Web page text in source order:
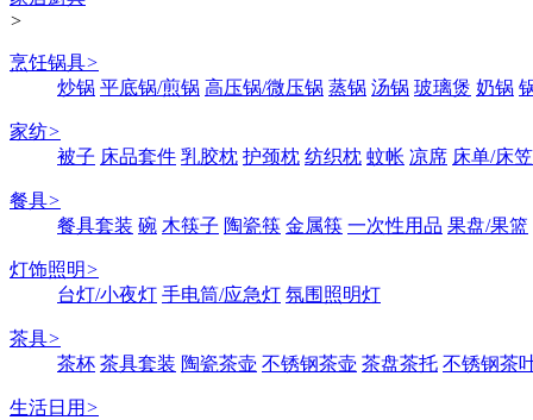
>
烹饪锅具>
炒锅 平底锅/煎锅 高压锅/微压锅 蒸锅 汤锅 玻璃煲 奶锅
家纺>
被子 床品套件 乳胶枕 护颈枕 纺织枕 蚊帐 凉席 床单/床笠
餐具>
餐具套装 碗 木筷子 陶瓷筷 金属筷 一次性用品 果盘/果篮
灯饰照明>
台灯/小夜灯 手电筒/应急灯 氛围照明灯
茶具>
茶杯 茶具套装 陶瓷茶壶 不锈钢茶壶 茶盘茶托 不锈钢茶
生活日用 >